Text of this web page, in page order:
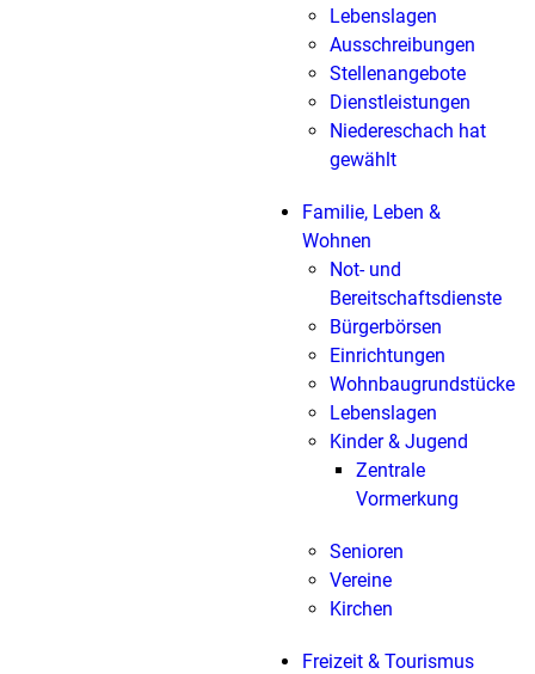
Lebenslagen
Ausschreibungen
Stellenangebote
Dienstleistungen
Niedereschach hat
gewählt
Familie, Leben &
Wohnen
Not- und
Bereitschaftsdienste
Bürgerbörsen
Einrichtungen
Wohnbaugrundstücke
Lebenslagen
Kinder & Jugend
Zentrale
Vormerkung
Senioren
Vereine
Kirchen
Freizeit & Tourismus